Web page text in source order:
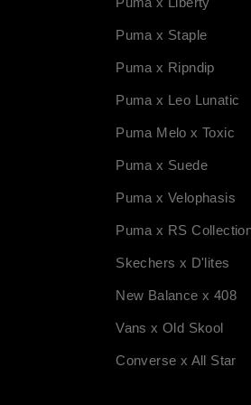
Puma x Staple
Puma x Ripndip
Puma x Leo Lunatic
Puma Melo x Toxic
Puma x Suede
Puma x Velophasis
Puma x RS
Skechers x D'lites
New Balance x 408
Vans x Old Skool
Converse x All Star